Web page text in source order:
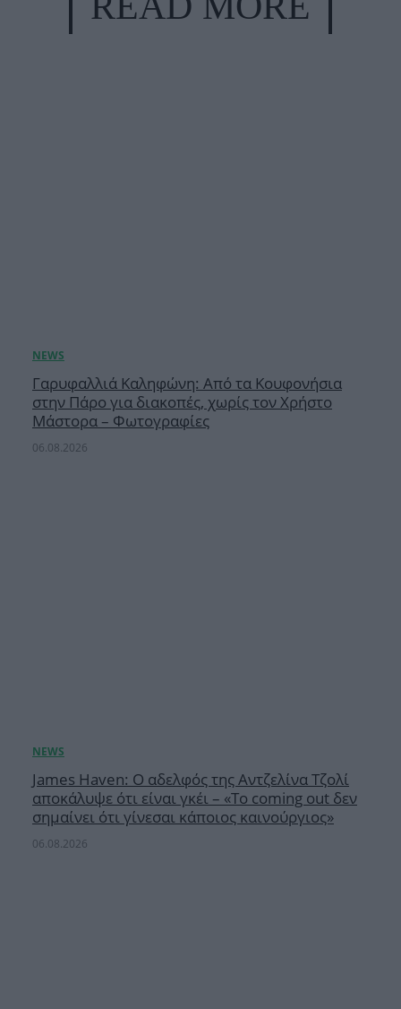
Γαρυφαλλιά Καληφώνη: Από τα Κουφονήσια
στην Πάρο για διακοπές, χωρίς τον Χρήστο
Μάστορα – Φωτογραφίες
06.08.2026
James Haven: Ο αδελφός της Αντζελίνα Τζολί
αποκάλυψε ότι είναι γκέι – «Το coming out δεν
σημαίνει ότι γίνεσαι κάποιος καινούργιος»
06.08.2026